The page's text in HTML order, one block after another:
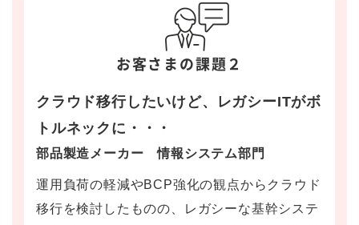
お客さまの課題２
クラウド移行したいけど、レガシーITがボ
トルネックに・・・
部品製造メーカー 情報システム部門
運用負荷の軽減やBCP強化の観点からクラウド
移行を検討したものの、レガシーな基幹システ